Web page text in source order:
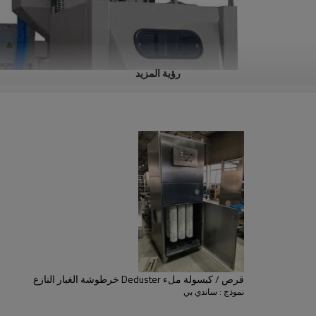
لمعالجة المعادن والعجلات ... ولكن معظم المواد الكاشطة يجب أن
بشكل كامل في صيانة جامع الغبار. إنهم يضعون مرشحات فقط في
رؤية المزيد
قرص / كبسولة ملء Deduster خرطوشة الغبار النازع
نموذج : ساندي بي